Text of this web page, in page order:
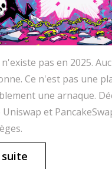
pas en 2025.
Ce n'est pas une
une arnaque.
Uniswap et